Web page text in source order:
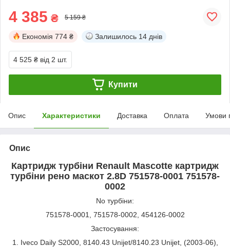
4 385 ₴ 5 159 ₴
Економія 774 ₴ Залишилось 14 днів
4 525 ₴ від 2 шт.
Купити
Опис Характеристики Доставка Оплата Умови
Опис
Картридж турбіни Renault Mascotte картридж
турбіни рено маскот 2.8D 751578-0001 751578-
0002
No турбіни:
751578-0001, 751578-0002, 454126-0002
Застосування:
1. Iveco Daily S2000, 8140.43 Unijet/8140.23 Unijet, (2003-06),